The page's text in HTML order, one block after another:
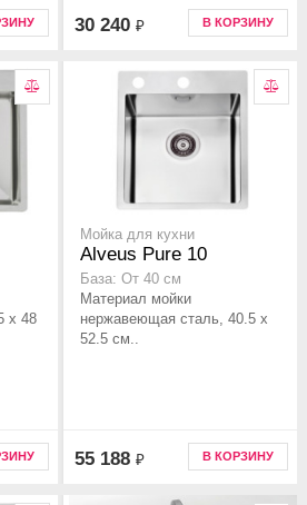
30 240 ₽ В КОРЗИНУ
x 48
Мойка для кухни
Alveus Pure 10
База: От 40 см
Материал мойки
нержавеющая сталь, 40.5 x
52.5 см..
55 188 ₽ В КОРЗИНУ